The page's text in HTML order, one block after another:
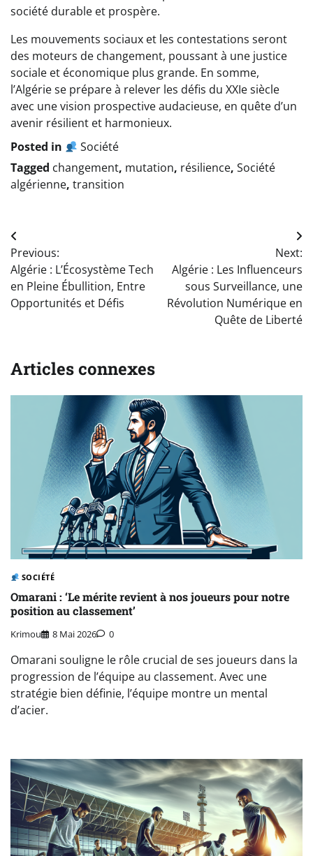
société durable et prospère.
Les mouvements sociaux et les contestations seront
des moteurs de changement, poussant à une justice
sociale et économique plus grande. En somme,
l’Algérie se prépare à relever les défis du XXIe siècle
avec une vision prospective audacieuse, en quête d’un
avenir résilient et harmonieux.
Posted in
Société
Tagged changement, mutation, résilience, Société
algérienne, transition
Navigation
de
l’article
Previous:
Algérie : L’Écosystème Tech
en Pleine Ébullition, Entre
Opportunités et Défis
Next:
Algérie : Les Influenceurs
sous Surveillance, une
Révolution Numérique en
Quête de Liberté
Articles connexes
SOCIÉTÉ
Omarani : ‘Le mérite revient à nos joueurs pour notre
position au classement’
Krimou 8 Mai 2026 0
Omarani souligne le rôle crucial de ses joueurs dans la
progression de l’équipe au classement. Avec une
stratégie bien définie, l’équipe montre un mental
d’acier.